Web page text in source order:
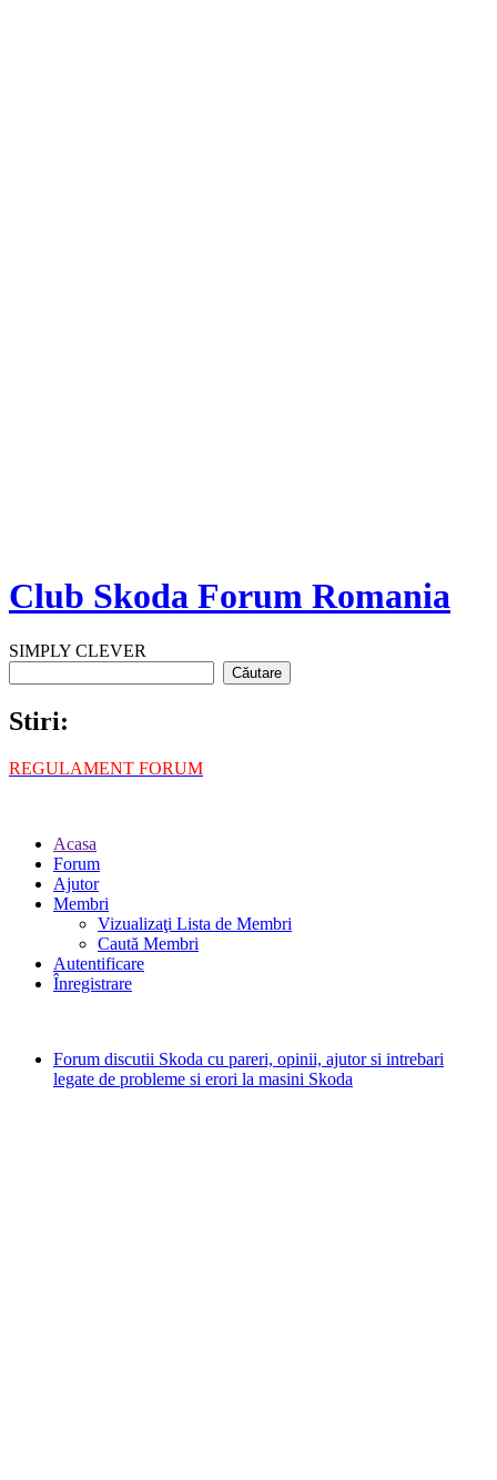
Club Skoda Forum Romania
SIMPLY CLEVER
Stiri:
REGULAMENT FORUM
Acasa
Forum
Ajutor
Membri
Vizualizaţi Lista de Membri
Caută Membri
Autentificare
Înregistrare
Forum discutii Skoda cu pareri, opinii, ajutor si intrebari
legate de probleme si erori la masini Skoda